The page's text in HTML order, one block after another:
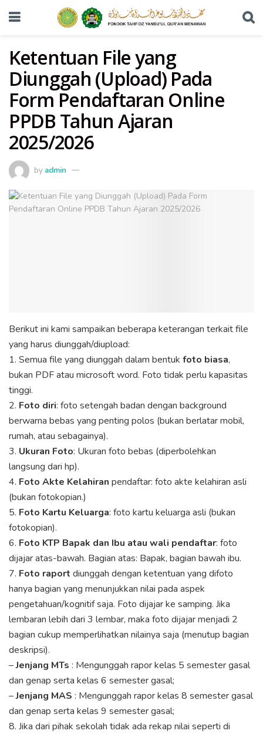
Ketentuan File yang
Diunggah (Upload) Pada
Form Pendaftaran Online
PPDB Tahun Ajaran
2025/2026
by admin
Berikut ini kami sampaikan beberapa keterangan terkait file
yang harus diunggah/diupload:
1. Semua file yang diunggah dalam bentuk foto biasa,
bukan PDF atau microsoft word. Foto tidak perlu kapasitas
tinggi.
2. Foto diri: foto setengah badan dengan background
berwarna bebas yang penting polos (bukan berlatar mobil,
rumah, atau sebagainya).
3. Ukuran Foto: Ukuran foto bebas (diperbolehkan
langsung dari hp).
4. Foto Akte Kelahiran pendaftar: foto akte kelahiran asli
(bukan fotokopian.)
5. Foto Kartu Keluarga: foto kartu keluarga asli (bukan
fotokopian).
6. Foto KTP Bapak dan Ibu atau wali pendaftar: foto
dijajar atas-bawah. Bagian atas: Bapak, bagian bawah ibu.
7. Foto raport diunggah dengan ketentuan yang difoto
hanya bagian yang menunjukkan nilai pada aspek
pengetahuan/kognitif saja. Foto dijajar ke samping. Jika
lembaran lebih dari 3 lembar, maka foto dijajar menjadi 2
bagian cukup memperlihatkan nilainya saja (menutup bagian
deskripsi).
–Jenjang MTs : Mengunggah rapor kelas 5 semester gasal
dan genap serta kelas 6 semester gasal;
–Jenjang MAS : Mengunggah rapor kelas 8 semester gasal
dan genap serta kelas 9 semester gasal;
8. Jika dari pihak sekolah tidak ada rekap nilai seperti di